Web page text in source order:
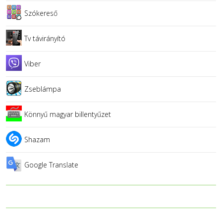
Szókereső
Tv távirányító
Viber
Zseblámpa
Könnyű magyar billentyűzet
Shazam
Google Translate